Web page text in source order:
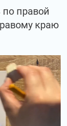
правой
краю